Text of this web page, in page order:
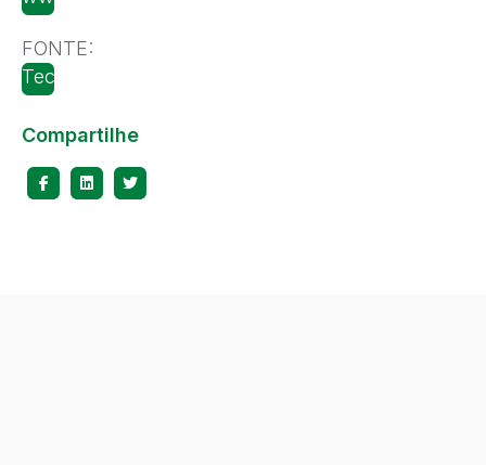
FONTE:
Tecnologia
Compartilhe